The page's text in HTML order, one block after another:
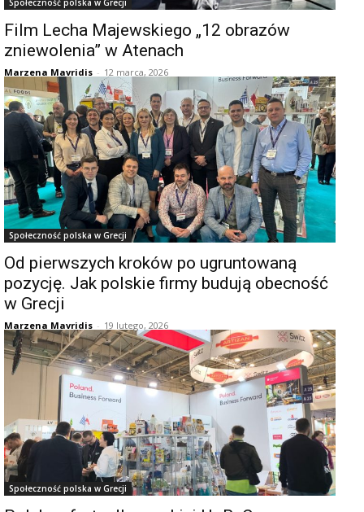
Film Lecha Majewskiego „12 obrazów
zniewolenia” w Atenach
Marzena Mavridis - 12 marca, 2026
Społeczność polska w Grecji
Od pierwszych kroków po ugruntowaną
pozycję. Jak polskie firmy budują obecność
w Grecji
Marzena Mavridis - 19 lutego, 2026
Społeczność polska w Grecji